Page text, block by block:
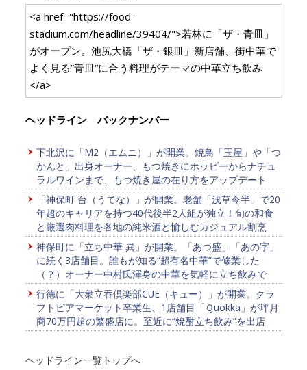
<a href="https://food-
stadium.com/headline/39404/">若林に「ザ・青皿」
がオープン。池尻大橋「ザ・銀皿」新店舗、街中華で
よく見る”青皿“に合う料理がテーマの中華立ち飲み
</a>
ヘッドライン バックナンバー
下北沢に「M2（エムニ）」が開業。焼鳥「玉屋」や「つ
かんと」出身オーナー、もつ焼きにホッピーからナチュ
ラルワインまで、もつ焼き屋の在り方をアップデート
「神保町 台（うてな）」が開業。老舗「浅草今半」で20
年超のキャリアを持つ40代後半2人組が独立！旬の和食
と厳選肉料理を各地の純米酒と愉しむカジュアル割烹
神保町に「立ち中華 異」が開業。「あつ盛」「あの字」
に続く3店舗目。誰もが知る“超有名中華”で修業した
（？）オーナー中村氏渾身の中華を気軽に立ち飲みで
行徳に「大衆立吞倶楽部CUE（キュー）」が開業。クラ
フトビアマーケット卒業生、1店舗目「Ｑuokka」が坪月
商70万円超の繁盛店に。至近に“焼酎立ち飲み”を出店
ヘッドライン一覧トップへ